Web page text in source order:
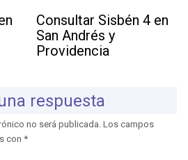
Consultar Sisbén 4 en
San Andrés y
Providencia
respuesta
no será publicada. Los campos
con *